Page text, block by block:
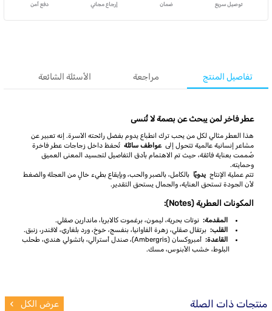
توصيل سريع ضمان إرجاع مجاني دفع آمن
تفاصيل المنتج مراجعة الأسئلة الشائعة
عطر فاخر لمن يبحث عن بصمة لا تُنسى
هذا العطر مثالي لكل من يحب ترك انطباع يدوم بفضل رائحته الآسرة. إنه تعبير عن
مشاعر إنسانية عالمية تتحول إلى عواطف سائلة تُحفظ داخل زجاجات عطر فاخرة
صُممت بعناية فائقة، حيث تم الاهتمام بأدق التفاصيل لتجسيد المعنى العميق
وحمايته.
تتم عملية الإنتاج يدويًا بالكامل، بالصبر والحب، وبإيقاع بطيء خالٍ من العجلة والضغط
لأن الجودة تستحق العناية، والجمال يستحق التقدير.
المكونات العطرية (Notes):
المقدمة: نوتات بحرية، ليمون، برغموت كالابريا، ماندارين صقلي.
القلب: برتقال صقلي، زهرة الفاوانيا، بنفسج، خوخ، ورد بلغاري، لافندر، زنبق.
القاعدة:
أمبروكسان (Ambergris)، صندل أسترالي، باتشولي هندي، طحلب
البلوط، خشب الأبنوس، مسك.
منتجات ذات الصلة عرض الكل